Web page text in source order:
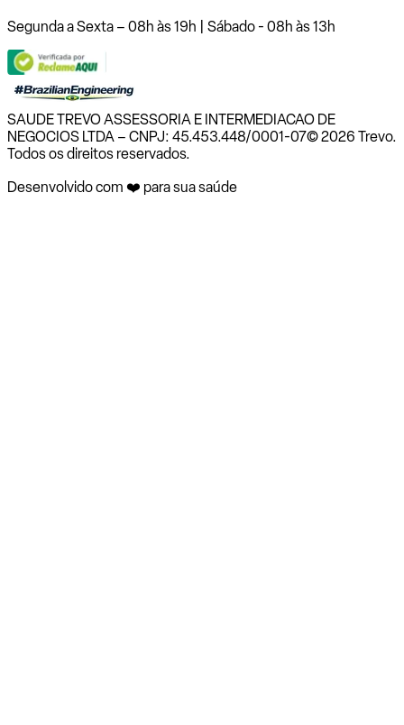
Segunda a Sexta – 08h às 19h | Sábado - 08h às 13h
SAUDE TREVO ASSESSORIA E INTERMEDIACAO DE
NEGOCIOS LTDA – CNPJ: 45.453.448/0001-07© 2026 Trevo.
Todos os direitos reservados.
Desenvolvido com ❤️ para sua saúde